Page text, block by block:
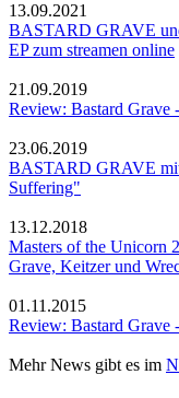
13.09.2021
BASTARD GRAVE
EP zum streamen online
21.09.2019
Review: Bastard
23.06.2019
BASTARD GRAVE
Suffering"
13.12.2018
Masters of the Unicorn
Grave, Keitzer und
01.11.2015
Review: Bastard Grave
Mehr News gibt es im